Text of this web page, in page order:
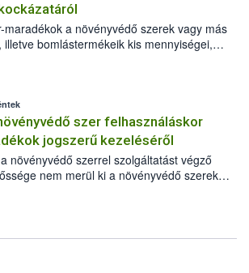
maradékok a növényvédő szerek vagy más
illetve bomlástermékeik kis mennyiségei,
vagy azok felületén a betakarítást,
követően is megmaradhatnak. Az
a kezelt terményeken is jelen kell
élelmiszer tartalmaz szermaradékot.
is, melyekben kimutathatóak,
kis mennyiségben vannak jelen, így nem
a fogyasztó egészségére nézve.
szer felhasználáskor
jogszerű kezeléséről
növényvédő szerrel szolgáltatást végző
nem merül ki a növényvédő szerek
és biztonságos kijuttatásában. Minden
a keletkező hulladékokkal is, melyek
érdekében is kiemelt jelentőségű.